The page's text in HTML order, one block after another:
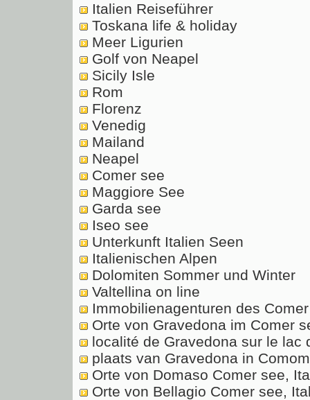
Italien Reiseführer
Toskana life & holiday
Meer Ligurien
Golf von Neapel
Sicily Isle
Rom
Florenz
Venedig
Mailand
Neapel
Comer see
Maggiore See
Garda see
Iseo see
Unterkunft Italien Seen
Italienischen Alpen
Dolomiten Sommer und Winter
Valtellina on line
Immobilienagenturen des
Orte von Gravedona im Comer
localité de Gravedona sur le lac
plaats van Gravedona in
Orte von Domaso Comer see,
Orte von Bellagio Comer see,